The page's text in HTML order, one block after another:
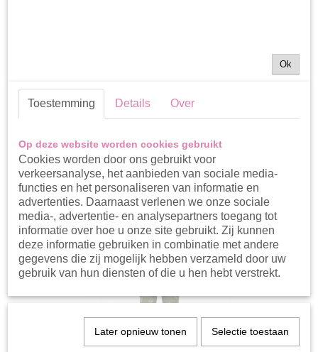
Nieuwe collectie!
Sorteer op:
1 2 »
Ok
Toestemming Details Over
Op deze website worden cookies gebruikt
Cookies worden door ons gebruikt voor
verkeersanalyse, het aanbieden van sociale media-
functies en het personaliseren van informatie en
advertenties. Daarnaast verlenen we onze sociale
media-, advertentie- en analysepartners toegang tot
informatie over hoe u onze site gebruikt. Zij kunnen
deze informatie gebruiken in combinatie met andere
gegevens die zij mogelijk hebben verzameld door uw
gebruik van hun diensten of die u hen hebt verstrekt.
Later opnieuw tonen Selectie toestaan